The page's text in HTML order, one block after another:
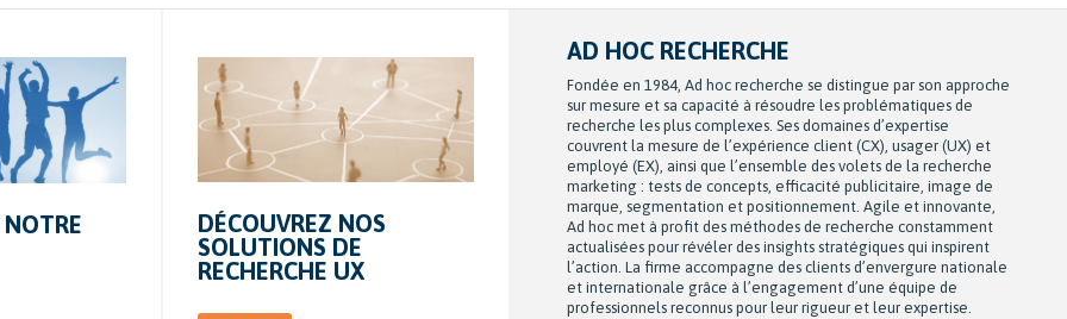
DÉCOUVREZ NOS
SOLUTIONS DE
RECHERCHE UX
AD HOC RECHERCHE
Fondée en 1984, Ad hoc recherche se distingue par son approche
sur mesure et sa capacité à résoudre les problématiques de
recherche les plus complexes. Ses domaines d’expertise
couvrent la mesure de l’expérience client (CX), usager (UX) et
employé (EX), ainsi que l’ensemble des volets de la recherche
marketing : tests de concepts, efficacité publicitaire, image de
marque, segmentation et positionnement. Agile et innovante,
Ad hoc met à profit des méthodes de recherche constamment
actualisées pour révéler des insights stratégiques qui inspirent
l’action. La firme accompagne des clients d’envergure nationale
et internationale grâce à l’engagement d’une équipe de
professionnels reconnus pour leur rigueur et leur expertise.